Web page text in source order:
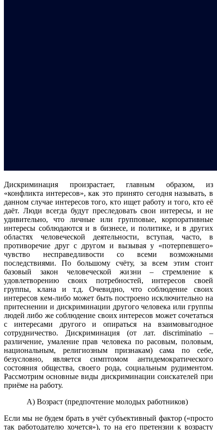
Дискриминация произрастает, главным образом, из
«конфликта интересов», как это принято сегодня называть, в
данном случае интересов того, кто ищет работу и того, кто её
даёт. Люди всегда будут преследовать свои интересы, и не
удивительно, что личные или групповые, корпоративные
интересы соблюдаются и в бизнесе, и политике, и в других
областях человеческой деятельности, вступая, часто, в
противоречие друг с другом и вызывая у «потерпевшего»
чувство несправедливости со всеми возможными
последствиями. По большому счёту, за всем этим стоит
базовый закон человеческой жизни – стремление к
удовлетворению своих потребностей, интересов своей
группы, клана и т.д. Очевидно, что соблюдение своих
интересов кем-либо может быть построено исключительно на
притеснении и дискриминации другого человека или группы
людей либо же соблюдение своих интересов может сочетаться
с интересами другого и опираться на взаимовыгодное
сотрудничество. Дискриминация (от лат. discriminatio –
различение, умаление прав человека по расовым, половым,
национальным, религиозным признакам) сама по себе,
безусловно, является симптомом антидемократического
состояния общества, своего рода, социальным рудиментом.
Рассмотрим основные виды дискриминации соискателей при
приёме на работу.
А) Возраст (предпочтение молодых работников)
Если мы не будем брать в учёт субъективный фактор («просто
так работодателю хочется»), то на его претензии к возрасту